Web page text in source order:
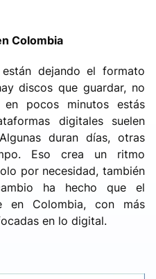
Colombia
dejando el formato
discos que guardar, no
pocos minutos estás
digitales suelen
duran días, otras
Eso crea un ritmo
por necesidad, también
ha hecho que el
en Colombia, con más
en lo digital.